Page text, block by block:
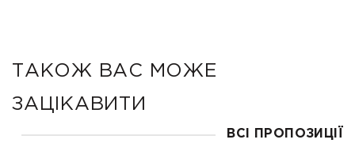
ТАКОЖ ВАС МОЖЕ
ЗАЦІКАВИТИ
ВСІ ПРОПОЗИЦІЇ